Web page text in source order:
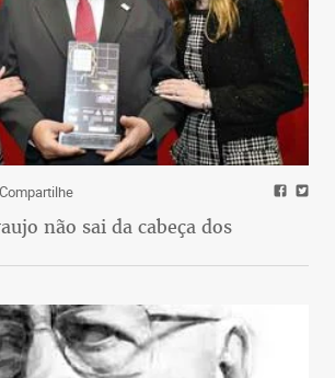
não sai da cabeça dos